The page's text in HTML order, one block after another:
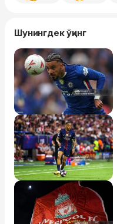
Шунингдек ўқинг